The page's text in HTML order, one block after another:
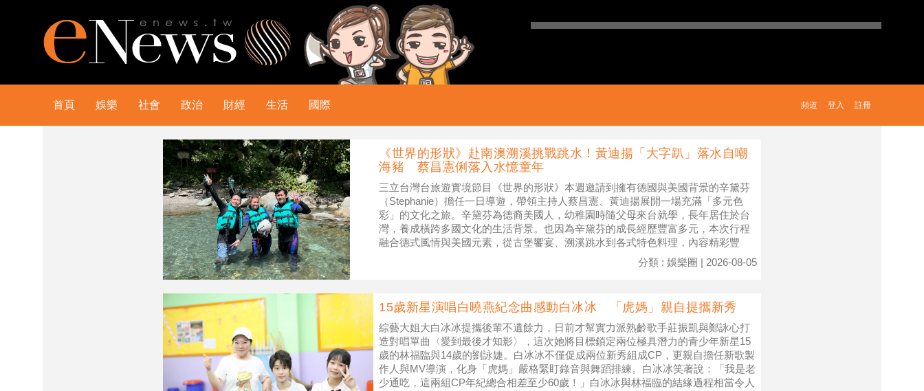
首頁 娛樂 社會 政治 財經 生活 國際 註冊
登入
頻道
《世界的形狀》赴南澳溯溪挑戰跳水！黃迪揚「大字趴」落水自嘲
海豬 蔡昌憲俐落入水憶童年
三立台灣台旅遊實境節目《世界的形狀》本週邀請到擁有德國與美國背景的辛黛芬
（Stephanie）擔任一日導遊，帶領主持人蔡昌憲、黃迪揚展開一場充滿「多元色
彩」的文化之旅。辛黛芬為德裔美國人，幼稚園時隨父母來台就學，長年居住於台
灣，養成橫跨多國文化的生活背景。也因為辛黛芬的成長經歷豐富多元，本次行程
融合德式風情與美國元素，從古堡饗宴、溯溪跳水到各式特色料理，內容精彩豐
分類 : 娛樂圈 | 2026-08-05
15歲新星演唱白曉燕紀念曲感動白冰冰 「虎媽」親自提攜新秀
綜藝大姐大白冰冰提攜後輩不遺餘力，日前才幫實力派熟齡歌手莊振凱與鄭詠心打
造對唱單曲〈愛到最後才知影〉，這次她將目標鎖定兩位極具潛力的青少年新星15
歲的林福臨與14歲的劉詠婕。白冰冰不僅促成兩位新秀組成CP，更親自擔任新歌製
作人與MV導演，化身「虎媽」嚴格緊盯錄音與舞蹈排練。白冰冰笑著說：「我是老
少通吃，這兩組CP年紀總合相差至少60歲！」白冰冰與林福臨的結緣過程相當令人